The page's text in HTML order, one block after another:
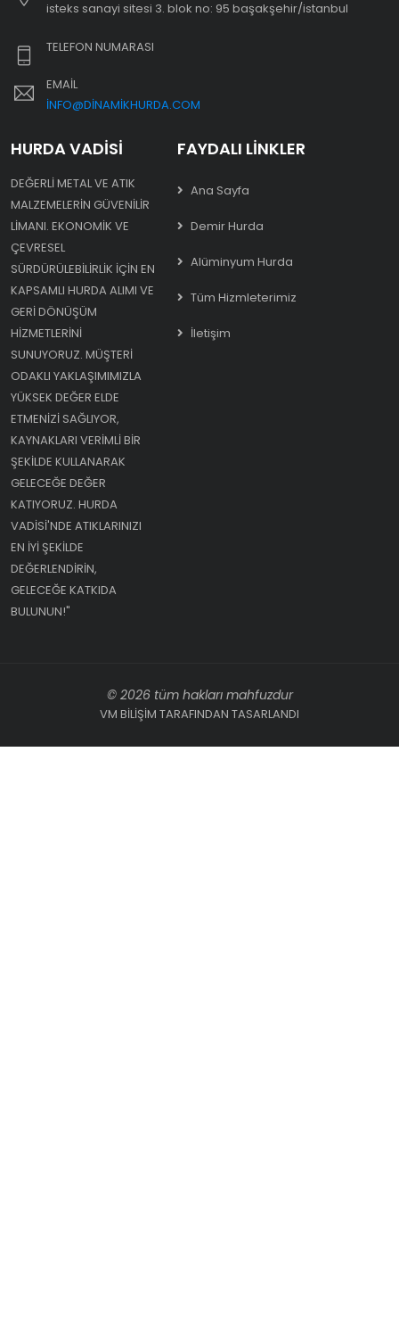
i̇steks sanayi sitesi 3. blok no: 95 başakşehir/i̇stanbul
TELEFON NUMARASI
EMAIL
INFO@DINAMIKHURDA.COM
HURDA VADISI
DEĞERLI METAL VE ATIK
MALZEMELERIN GÜVENILIR
LIMANI. EKONOMIK VE
ÇEVRESEL
SÜRDÜRÜLEBILIRLIK IÇIN EN
KAPSAMLI HURDA ALIMI VE
GERI DÖNÜŞÜM
HIZMETLERINI
SUNUYORUZ. MÜŞTERI
ODAKLI YAKLAŞIMIMIZLA
YÜKSEK DEĞER ELDE
ETMENIZI SAĞLIYOR,
KAYNAKLARI VERIMLI BIR
ŞEKILDE KULLANARAK
GELECEĞE DEĞER
KATIYORUZ. HURDA
VADISI'NDE ATIKLARINIZI
EN IYI ŞEKILDE
DEĞERLENDIRIN,
GELECEĞE KATKIDA
BULUNUN!"
FAYDALI LINKLER
Ana Sayfa
Demir Hurda
Alüminyum Hurda
Tüm Hizmleterimiz
İletişim
© 2026 tüm hakları mahfuzdur
VM BİLİŞİM TARAFINDAN TASARLANDI